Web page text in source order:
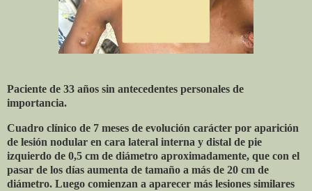
Paciente de 33 años sin antecedentes personales de
importancia.
Cuadro clínico de 7 meses de evolución carácter por aparición
de lesión nodular en cara lateral interna y distal de pie
izquierdo de 0,5 cm de diámetro aproximadamente, que con el
pasar de los días aumenta de tamaño a más de 20 cm de
diámetro. Luego comienzan a aparecer más lesiones similares